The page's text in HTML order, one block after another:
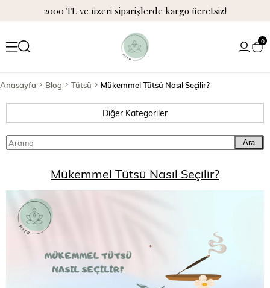
2000 TL ve üzeri siparişlerde kargo ücretsiz!
0
Anasayfa Blog Tütsü Mükemmel Tütsü Nasıl Seçilir?
Diğer Kategoriler
Ara
Mükemmel Tütsü Nasıl Seçilir?